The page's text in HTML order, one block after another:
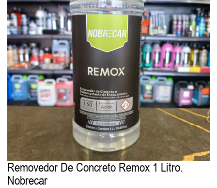
Removedor De Concreto Remox 1 Litro.
Nobrecar